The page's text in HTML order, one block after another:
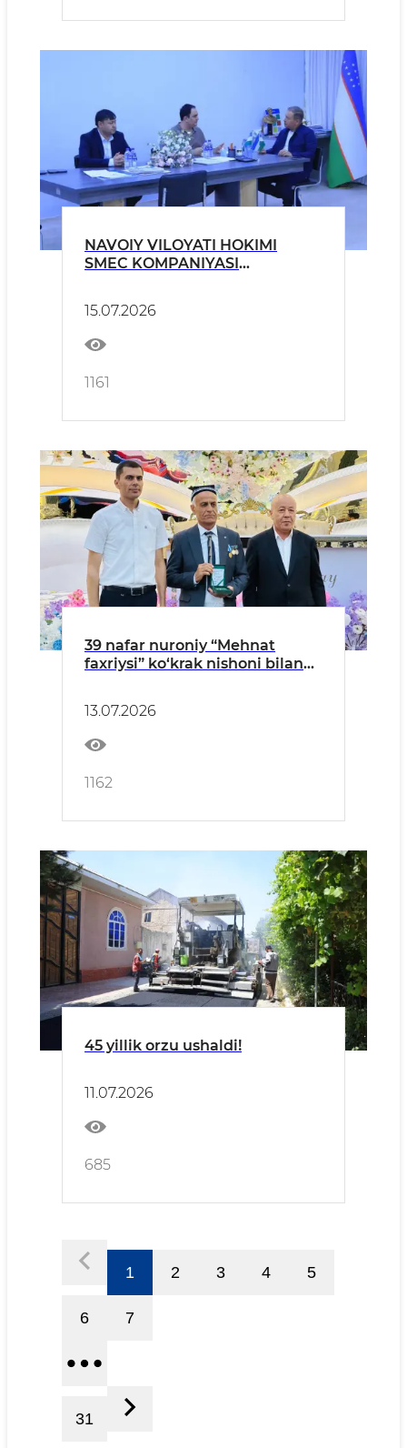
NAVOIY VILOYATI HOKIMI
SMEC KOMPANIYASI
15.07.2026
1161
39 nafar nuroniy “Mehnat
faxriysi” ko‘krak nishoni bilan
13.07.2026
1162
45 yillik orzu ushaldi!
11.07.2026
685
1 2 3 4 5
6 7
31